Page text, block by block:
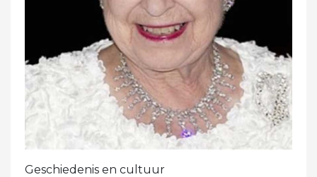
Geschiedenis en cultuur